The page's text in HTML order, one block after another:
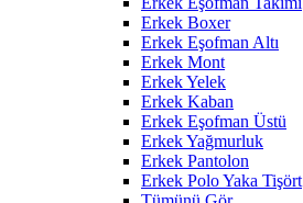
Erkek Boxer
Erkek Eşofman Altı
Erkek Mont
Erkek Yelek
Erkek Kaban
Erkek Eşofman Üstü
Erkek Yağmurluk
Erkek Pantolon
Erkek Polo Yaka Tişört